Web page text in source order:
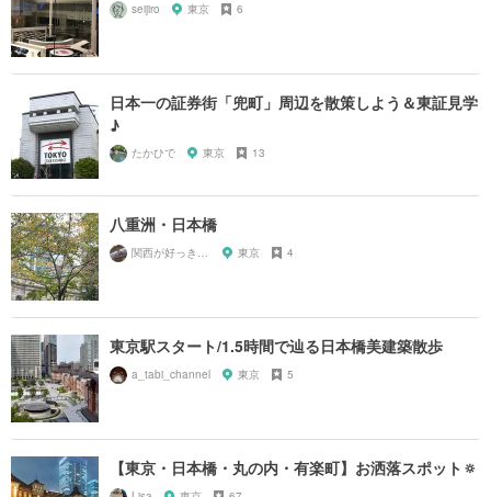
seijiro 東京 6
日本一の証券街「兜町」周辺を散策しよう＆東証見学
♪
たかひで 東京 13
八重洲・日本橋
関西が好っきゃねん 東京 4
東京駅スタート/1.5時間で辿る日本橋美建築散歩
a_tabi_channel 東京 5
【東京・日本橋・丸の内・有楽町】お洒落スポット🔅